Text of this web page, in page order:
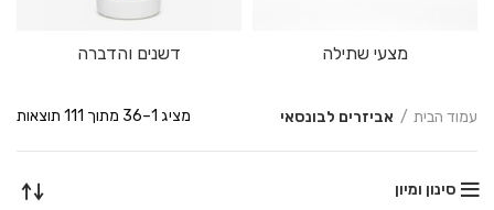
מצעי שתילה דשנים והדברה
עמוד הבית אביזרים לבונסאי מציג 1–36 מתוך 111 תוצאות
סינון ומיון